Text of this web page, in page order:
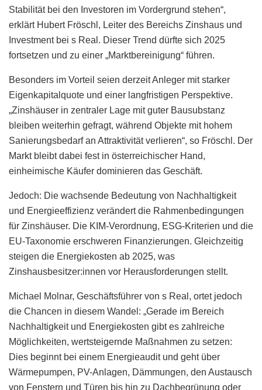
Stabilität bei den Investoren im Vordergrund stehen“,
erklärt Hubert Fröschl, Leiter des Bereichs Zinshaus und
Investment bei s Real. Dieser Trend dürfte sich 2025
fortsetzen und zu einer „Marktbereinigung“ führen.
Besonders im Vorteil seien derzeit Anleger mit starker
Eigenkapitalquote und einer langfristigen Perspektive.
„Zinshäuser in zentraler Lage mit guter Bausubstanz
bleiben weiterhin gefragt, während Objekte mit hohem
Sanierungsbedarf an Attraktivität verlieren“, so Fröschl. Der
Markt bleibt dabei fest in österreichischer Hand,
einheimische Käufer dominieren das Geschäft.
Jedoch: Die wachsende Bedeutung von Nachhaltigkeit
und Energieeffizienz verändert die Rahmenbedingungen
für Zinshäuser. Die KIM-Verordnung, ESG-Kriterien und die
EU-Taxonomie erschweren Finanzierungen. Gleichzeitig
steigen die Energiekosten ab 2025, was
Zinshausbesitzer:innen vor Herausforderungen stellt.
Michael Molnar, Geschäftsführer von s Real, ortet jedoch
die Chancen in diesem Wandel: „Gerade im Bereich
Nachhaltigkeit und Energiekosten gibt es zahlreiche
Möglichkeiten, wertsteigernde Maßnahmen zu setzen:
Dies beginnt bei einem Energieaudit und geht über
Wärmepumpen, PV-Anlagen, Dämmungen, den Austausch
von Fenstern und Türen bis hin zu Dachbegrünung oder